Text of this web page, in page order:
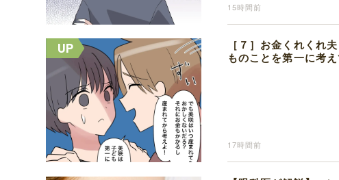
15時間前
［７］お金くれくれ
ものことを第一に考
17時間前